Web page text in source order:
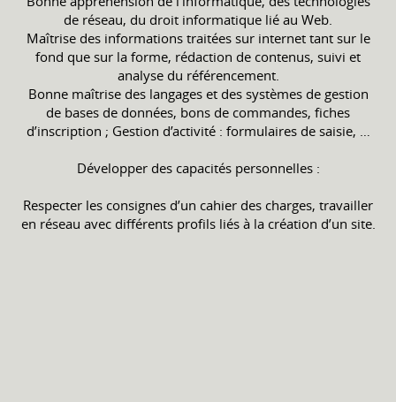
de réseau, du droit informatique lié au Web.
Maîtrise des informations traitées sur internet tant sur le
fond que sur la forme, rédaction de contenus, suivi et
analyse du référencement.
Bonne maîtrise des langages et des systèmes de gestion
de bases de données, bons de commandes, fiches
d’inscription ; Gestion d’activité : formulaires de saisie, …
Développer des capacités personnelles :
Respecter les consignes d’un cahier des charges, travailler
en réseau avec différents profils liés à la création d’un site.